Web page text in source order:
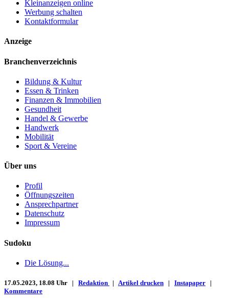
Kleinanzeigen online
Werbung schalten
Kontaktformular
Anzeige
Branchenverzeichnis
Bildung & Kultur
Essen & Trinken
Finanzen & Immobilien
Gesundheit
Handel & Gewerbe
Handwerk
Mobilität
Sport & Vereine
Über uns
Profil
Öffnungszeiten
Ansprechpartner
Datenschutz
Impressum
Sudoku
Die Lösung...
17.05.2023, 18.08 Uhr | Redaktion | Artikel drucken | Instapaper |
Kommentare